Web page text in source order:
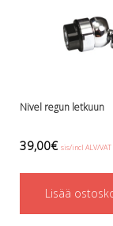
Nivel regun letkuun
39,00€ sis/incl ALV/VAT
Lisää